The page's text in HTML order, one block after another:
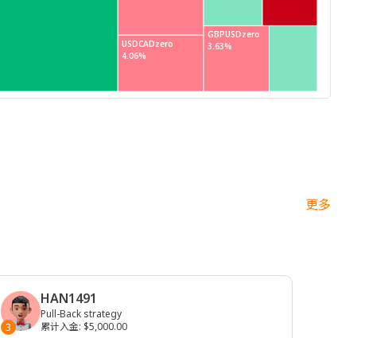
USDCADzero
GBPUSDzero
4.06%
3.63%
更多
3
HAN1491
Pull-Back strategy
累计入金: $5,000.00